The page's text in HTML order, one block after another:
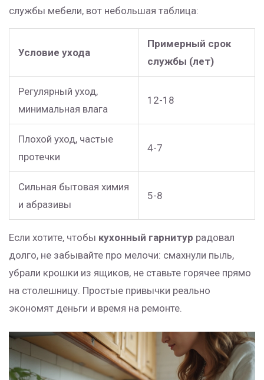
службы мебели, вот небольшая таблица:
Условие ухода
Примерный срок
службы (лет)
Регулярный уход,
минимальная влага
12-18
Плохой уход, частые
протечки
4-7
Сильная бытовая химия
и абразивы
5-8
Если хотите, чтобы кухонный гарнитур радовал
долго, не забывайте про мелочи: смахнули пыль,
убрали крошки из ящиков, не ставьте горячее прямо
на столешницу. Простые привычки реально
экономят деньги и время на ремонте.